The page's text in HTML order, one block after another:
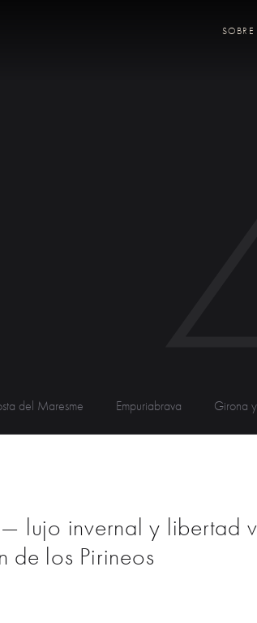
del Maresme Empuriabrava Girona
lujo invernal y libertad
de los Pirineos